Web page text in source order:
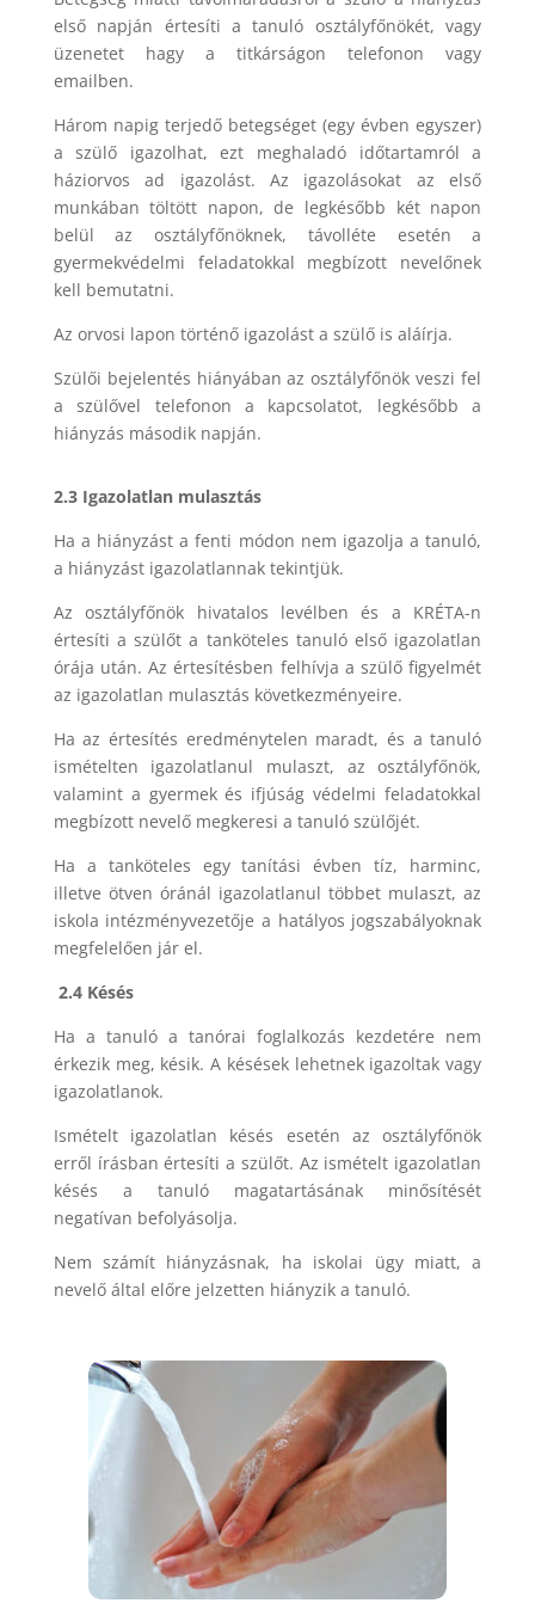
első napján értesíti a tanuló osztályfőnökét, vagy
üzenetet hagy a titkárságon telefonon vagy
emailben.
Három napig terjedő betegséget (egy évben egyszer)
a szülő igazolhat, ezt meghaladó időtartamról a
háziorvos ad igazolást. Az igazolásokat az első
munkában töltött napon, de legkésőbb két napon
belül az osztályfőnöknek, távolléte esetén a
gyermekvédelmi feladatokkal megbízott nevelőnek
kell bemutatni.
Az orvosi lapon történő igazolást a szülő is aláírja.
Szülői bejelentés hiányában az osztályfőnök veszi fel
a szülővel telefonon a kapcsolatot, legkésőbb a
hiányzás második napján.
2.3 Igazolatlan mulasztás
Ha a hiányzást a fenti módon nem igazolja a tanuló,
a hiányzást igazolatlannak tekintjük.
Az osztályfőnök hivatalos levélben és a KRÉTA-n
értesíti a szülőt a tanköteles tanuló első igazolatlan
órája után. Az értesítésben felhívja a szülő figyelmét
az igazolatlan mulasztás következményeire.
Ha az értesítés eredménytelen maradt, és a tanuló
ismételten igazolatlanul mulaszt, az osztályfőnök,
valamint a gyermek és ifjúság védelmi feladatokkal
megbízott nevelő megkeresi a tanuló szülőjét.
Ha a tanköteles egy tanítási évben tíz, harminc,
illetve ötven óránál igazolatlanul többet mulaszt, az
iskola intézményvezetője a hatályos jogszabályoknak
megfelelően jár el.
2.4 Késés
Ha a tanuló a tanórai foglalkozás kezdetére nem
érkezik meg, késik. A késések lehetnek igazoltak vagy
igazolatlanok.
Ismételt igazolatlan késés esetén az osztályfőnök
erről írásban értesíti a szülőt. Az ismételt igazolatlan
késés a tanuló magatartásának minősítését
negatívan befolyásolja.
Nem számít hiányzásnak, ha iskolai ügy miatt, a
nevelő által előre jelzetten hiányzik a tanuló.